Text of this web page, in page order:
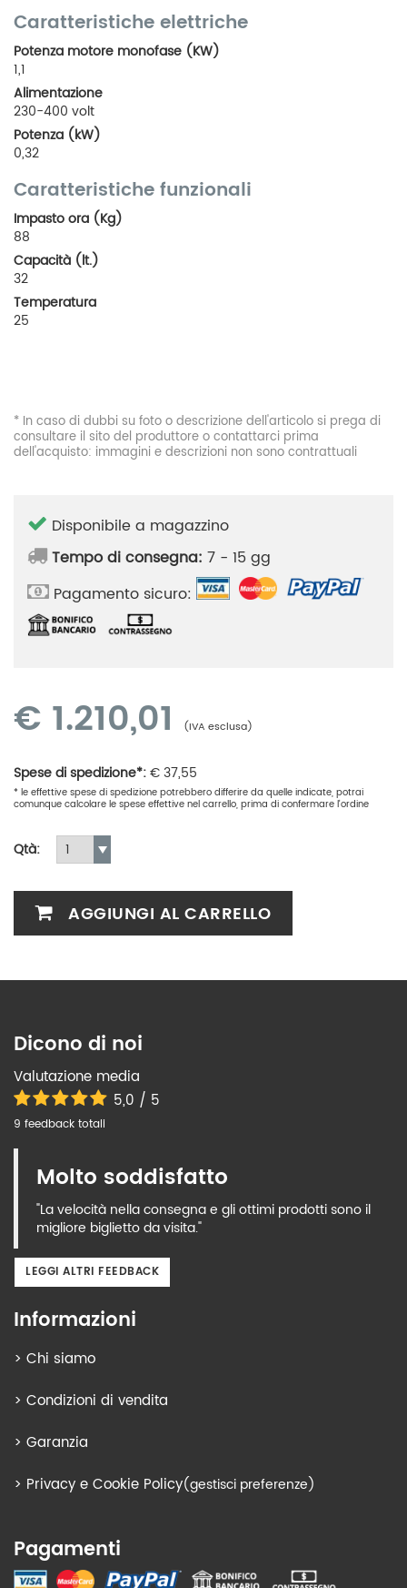
Caratteristiche elettriche
Potenza motore monofase (KW)
1,1
Alimentazione
230-400 volt
Potenza (kW)
0,32
Caratteristiche funzionali
Impasto ora (Kg)
88
Capacità (lt.)
32
Temperatura
25
* In caso di dubbi su foto o descrizione dell'articolo si prega di
consultare il sito del produttore o contattarci prima
dell'acquisto: immagini e descrizioni non sono contrattuali
Disponibile a magazzino
Tempo di consegna: 7 - 15 gg
Pagamento sicuro:
€ 1.210,01 (IVA esclusa)
Spese di spedizione*:€37,55
* le effettive spese di spedizione potrebbero differire da quelle indicate, potrai
comunque calcolare le spese effettive nel carrello, prima di confermare l'ordine
Qtà:
AGGIUNGI AL CARRELLO
Dicono di noi
Valutazione media
5,0 / 5
9 feedback totali
Molto soddisfatto
"La velocità nella consegna e gli ottimi prodotti sono il
migliore biglietto da visita."
LEGGI ALTRI FEEDBACK
Informazioni
> Chi siamo
> Condizioni di vendita
> Garanzia
> Privacy e Cookie Policy(gestisci preferenze)
Pagamenti